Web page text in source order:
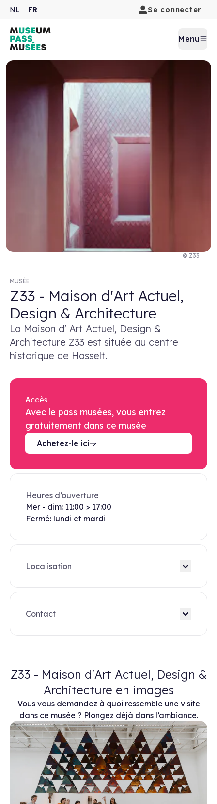
NL FR Se connecter
Menu
© Z33
MUSÉE
Z33 - Maison d'Art Actuel,
Design & Architecture
La Maison d' Art Actuel, Design &
Architecture Z33 est située au centre
historique de Hasselt.
Heures d’ouverture
Mer - dim: 11:00 > 17:00
Fermé: lundi et mardi
Localisation
Contact
Accès
Avec le pass musées, vous entrez
gratuitement dans ce musée
Achetez-le ici
Z33 - Maison d'Art Actuel, Design &
Architecture en images
Vous vous demandez à quoi ressemble une visite
dans ce musée ? Plongez déjà dans l’ambiance.